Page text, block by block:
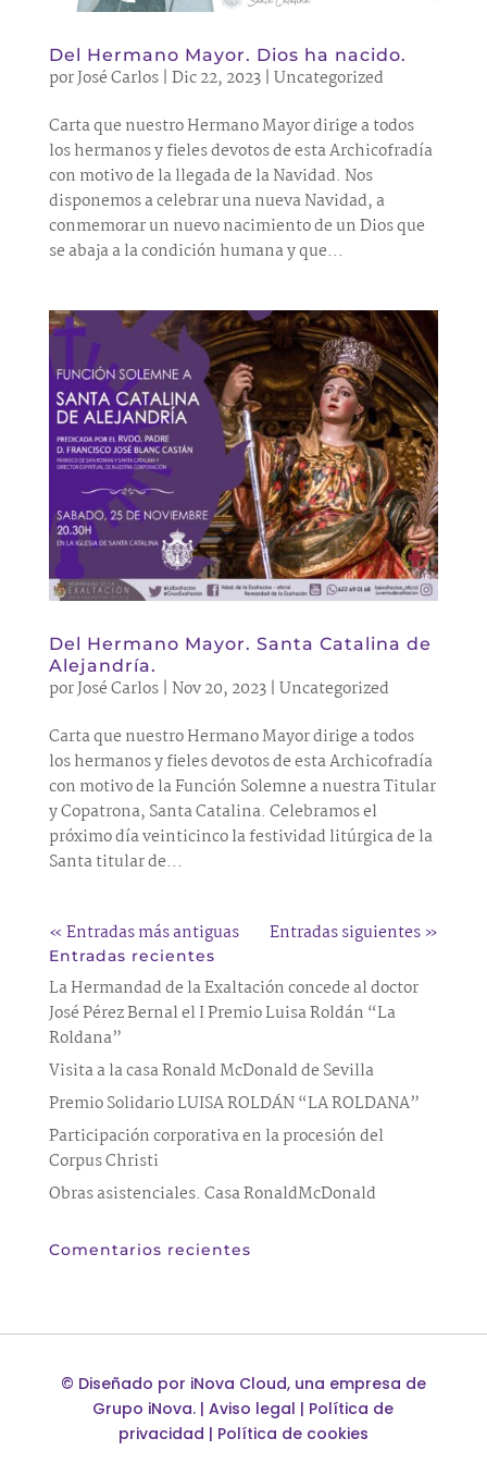
Del Hermano Mayor. Dios ha nacido.
porJosé Carlos| Dic 22, 2023| Uncategorized
Carta que nuestro Hermano Mayor dirige a todos
los hermanos y fieles devotos de esta Archicofradía
con motivo de la llegada de la Navidad. Nos
disponemos a celebrar una nueva Navidad, a
conmemorar un nuevo nacimiento de un Dios que
se abaja a la condición humana y que...
Del Hermano Mayor. Santa Catalina de
Alejandría.
porJosé Carlos| Nov 20, 2023| Uncategorized
Carta que nuestro Hermano Mayor dirige a todos
los hermanos y fieles devotos de esta Archicofradía
con motivo de la Función Solemne a nuestra Titular
y Copatrona, Santa Catalina. Celebramos el
próximo día veinticinco la festividad litúrgica de la
Santa titular de...
« Entradas más antiguas Entradas siguientes »
Entradas recientes
La Hermandad de la Exaltación concede al doctor
José Pérez Bernal el I Premio Luisa Roldán “La
Roldana”
Visita a la casa Ronald McDonald de Sevilla
Premio Solidario LUISA ROLDÁN “LA ROLDANA”
Participación corporativa en la procesión del
Corpus Christi
Obras asistenciales. Casa RonaldMcDonald
Comentarios recientes
© Diseñado por iNova Cloud, una empresa de
Grupo iNova. |Aviso legal | Política de
privacidad | Política de cookies